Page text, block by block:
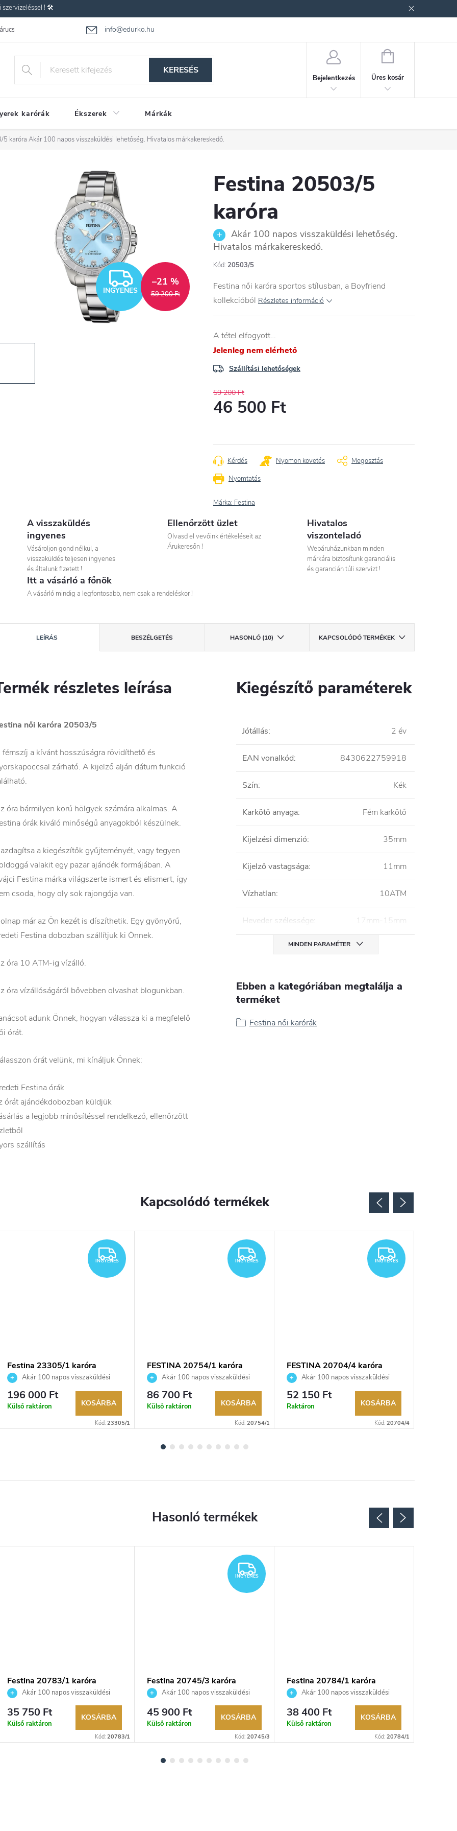
szervizeléssel ! 🛠️
info@edurko.hu
Gyakran ismételt kérdések
KERESÉS
Bejelentkezés
KOSÁR
Üres kosár
karórák Ékszerek Márkák
5 karóra Akár 100 napos visszaküldési lehetőség. Hivatalos márkakereskedő.
INGYENES
INGYENES 59 200 Ft
–21 %
Festina 20503/5
karóra
Akár 100 napos visszaküldési lehetőség.
Hivatalos márkakereskedő.
Kód: 20503/5
Festina női karóra sportos stílusban, a Boyfriend
kollekcióból Részletes információ
A tétel elfogyott…
Jelenleg nem elérhető
Szállítási lehetőségek
59 200 Ft
46 500 Ft
Nyomtatás
Kérdés Nyomon követés Megosztás
Márka: Festina
A visszaküldés
ingyenes
Vásároljon gond nélkül, a
visszaküldés teljesen ingyenes
és általunk fizetett !
Ellenőrzött üzlet
Olvasd el vevőink értékeléseit az
Árukeresőn !
Hivatalos
viszonteladó
Webáruházunkban minden
márkára biztosítunk garanciális
és garancián túli szervizt !
Itt a vásárló a főnök
A vásárló mindig a legfontosabb, nem csak a rendeléskor !
LEÍRÁS BESZÉLGETÉS HASONLÓ (10) KAPCSOLÓDÓ TERMÉKEK
részletes leírása
női karóra 20503/5
fémszíj a kívánt hosszúságra rövidíthető és
zárható. A kijelző alján dátum funkció
óra bármilyen korú hölgyek számára alkalmas. A
órák kiváló minőségű anyagokból készülnek.
a kiegészítők gyűjteményét, vagy tegyen
valakit egy pazar ajándék formájában. A
Festina márka világszerte ismert és elismert, így
csoda, hogy oly sok rajongója van.
már az Ön kezét is díszíthetik. Egy gyönyörű,
Festina dobozban szállítjuk ki Önnek.
óra 10 ATM-ig vízálló.
óra vízállóságáról bővebben olvashat blogunkban.
adunk Önnek, hogyan válassza ki a megfelelő
órát.
órát velünk, mi kínáljuk Önnek:
Festina órák
órát ajándékdobozban küldjük
a legjobb minősítéssel rendelkező, ellenőrzött
szállítás
Kiegészítő paraméterek
Jótállás: 2 év
EAN vonalkód: 8430622759918
Szín: Kék
Karkötő anyaga: Fém karkötő
Kijelzési dimenzió: 35mm
Kijelző vastagsága: 11mm
Vízhatlan: 10ATM
Heveder szélessége: 17mm-15mm
MINDEN PARAMÉTER
Ebben a kategóriában megtalálja a
terméket
Festina női karórák
Kapcsolódó termékek
INGYENES
INGYENES
Festina 23305/1 karóra
Akár 100 napos visszaküldési
lehetőség. Hivatalos márkakereskedő.
196 000 Ft
Külső raktáron KOSÁRBA
Kód: 23305/1
INGYENES
INGYENES
FESTINA 20754/1 karóra
Akár 100 napos visszaküldési
lehetőség. Hivatalos márkakereskedő.
86 700 Ft
Külső raktáron KOSÁRBA
Kód: 20754/1
INGYENES
INGYENES
FESTINA 20704/4 karóra
Akár 100 napos visszaküldési
lehetőség. Hivatalos márkakereskedő.
52 150 Ft
Raktáron KOSÁRBA
Kód: 20704/4
Festina 20783/1 karóra
Akár 100 napos visszaküldési
lehetőség. Hivatalos márkakereskedő.
35 750 Ft
Külső raktáron
KOSÁRBA
Kód: 20783/1
INGYENES
INGYENES
Festina 20745/3 karóra
Akár 100 napos visszaküldési
lehetőség. Hivatalos márkakereskedő.
45 900 Ft
Külső raktáron
KOSÁRBA
Kód: 20745/3
Festina 20784/1 karóra
Akár 100 napos visszaküldési
lehetőség. Hivatalos márkakereskedő.
38 400 Ft
Külső raktáron
KOSÁRBA
Kód: 20784/1